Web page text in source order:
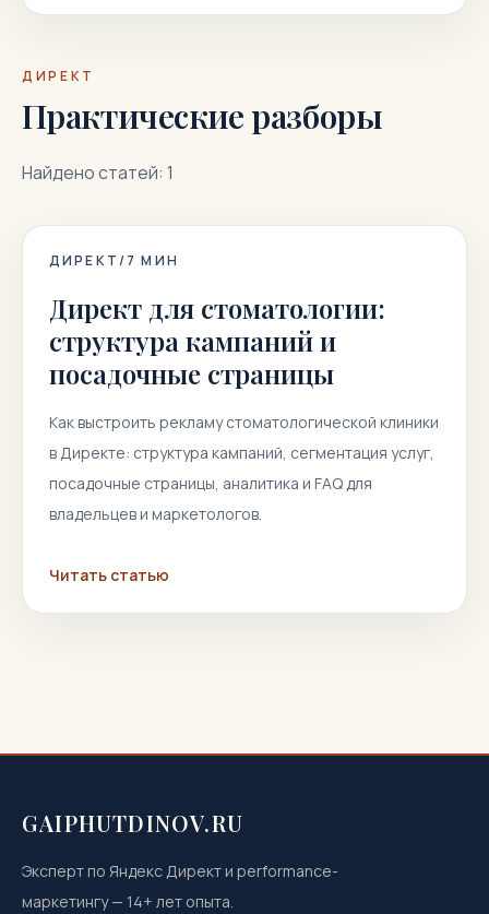
ДИРЕКТ
Практические разборы
Найдено статей: 1
ДИРЕКТ/7 МИН
Директ для стоматологии:
структура кампаний и
посадочные страницы
Как выстроить рекламу стоматологической клиники
в Директе: структура кампаний, сегментация услуг,
посадочные страницы, аналитика и FAQ для
владельцев и маркетологов.
Читать статью
GAIPHUTDINOV.RU
Эксперт по Яндекс Директ и performance-
маркетингу— 14+ лет опыта.